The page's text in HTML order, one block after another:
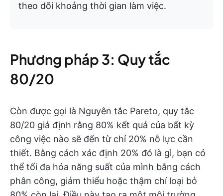
theo dõi khoảng thời gian làm việc.
Phương pháp 3: Quy tắc
80/20
Còn được gọi là Nguyên tắc Pareto, quy tắc
80/20 giả định rằng 80% kết quả của bất kỳ
công việc nào sẽ đến từ chỉ 20% nỗ lực cần
thiết. Bằng cách xác định 20% đó là gì, bạn có
thể tối đa hóa năng suất của mình bằng cách
phân công, giảm thiểu hoặc thậm chí loại bỏ